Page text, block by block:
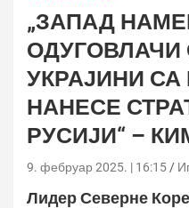
„ЗАПАД
ОДУГОВЛАЧИ
УКРАЈИНИ
НАНЕСЕ
РУСИЈИ“ –
9. фебруар 2025. | 16:15
Лидер Северне